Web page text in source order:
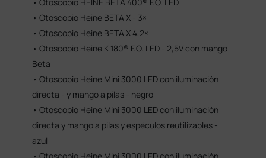
• Otoscopio Heine BETA X - 3×
• Otoscopio Heine BETA X 4,2×
• Otoscopio Heine K 180® F.O. LED - 2,5V con mango
Beta
• Otoscopio Heine Mini 3000 LED con iluminación
directa - y mango a pilas - negro
• Otoscopio Heine Mini 3000 LED con iluminación
directa y mango a pilas y espéculos reutilizables -
azul
• Otoscopio Heine Mini 3000 LED con iluminación